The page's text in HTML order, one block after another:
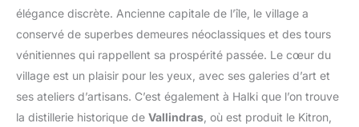
élégance discrète. Ancienne capitale de l’île, le village a
conservé de superbes demeures néoclassiques et des tours
vénitiennes qui rappellent sa prospérité passée. Le cœur du
village est un plaisir pour les yeux, avec ses galeries d’art et
ses ateliers d’artisans. C’est également à Halki que l’on trouve
la distillerie historique de Vallindras , où est produit le Kitron,